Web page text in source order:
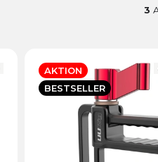
3
AKTION
BESTSELLER